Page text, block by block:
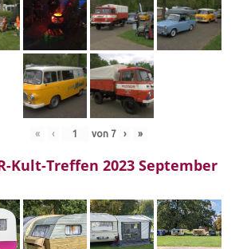
« ‹ von 7 › »
Kult-Treffen 2023 September